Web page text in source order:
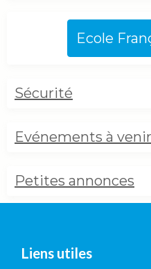
Ecole
Sécurité
Evénements à venir
Petites annonces
Liens utiles